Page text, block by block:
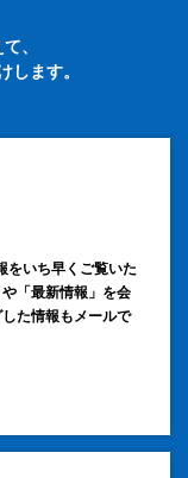
、
します。
をいち早くご覧いた
「最新情報」を会
た情報もメールで